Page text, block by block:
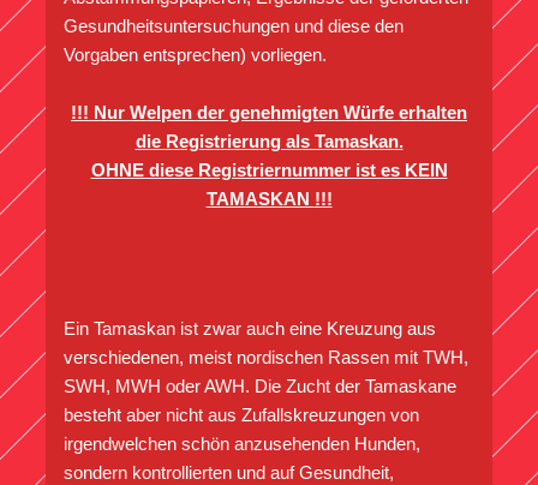
Gesundheitsuntersuchungen und diese den
Vorgaben entsprechen) vorliegen.
!!! Nur Welpen der genehmigten Würfe erhalten
die Registrierung als Tamaskan.
OHNE diese Registriernummer ist es KEIN
TAMASKAN !!!
Ein Tamaskan ist zwar auch eine Kreuzung aus
verschiedenen, meist nordischen Rassen mit TWH,
SWH, MWH oder AWH. Die Zucht der Tamaskane
besteht aber nicht aus Zufallskreuzungen von
irgendwelchen schön anzusehenden Hunden,
sondern kontrollierten und auf Gesundheit,